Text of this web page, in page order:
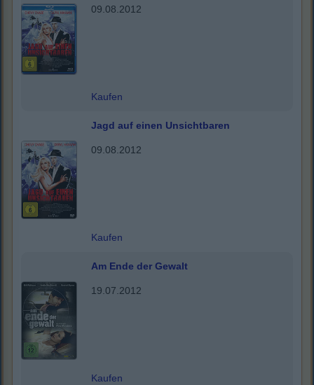
09.08.2012
Kaufen
Jagd auf einen Unsichtbaren
09.08.2012
Kaufen
Am Ende der Gewalt
19.07.2012
Kaufen